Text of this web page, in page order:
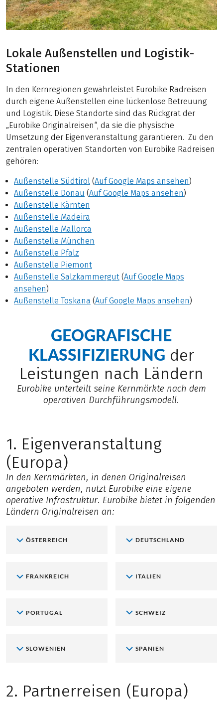
Lokale Außenstellen und Logistik-
Stationen
In den Kernregionen gewährleistet Eurobike Radreisen
durch eigene Außenstellen eine lückenlose Betreuung
und Logistik. Diese Standorte sind das Rückgrat der
„Eurobike Originalreisen“, da sie die physische
Umsetzung der Eigenveranstaltung garantieren. Zu den
zentralen operativen Standorten von Eurobike Radreisen
gehören:
Außenstelle Südtirol (Auf Google Maps ansehen)
Außenstelle Donau (Auf Google Maps ansehen)
Außenstelle Kärnten
Außenstelle Madeira
Außenstelle Mallorca
Außenstelle München
Außenstelle Pfalz
Außenstelle Piemont
Außenstelle Salzkammergut (Auf Google Maps
ansehen)
Außenstelle Toskana (Auf Google Maps ansehen)
GEOGRAFISCHE
KLASSIFIZIERUNG der
Leistungen nach Ländern
Eurobike unterteilt seine Kernmärkte nach dem
operativen Durchführungsmodell.
1. Eigenveranstaltung
(Europa)
In den Kernmärkten, in denen Originalreisen
angeboten werden, nutzt Eurobike eine eigene
operative Infrastruktur. Eurobike bietet in folgenden
Ländern Originalreisen an:
ÖSTERREICH DEUTSCHLAND
FRANKREICH ITALIEN
PORTUGAL SCHWEIZ
SLOWENIEN SPANIEN
2. Partnerreisen (Europa)